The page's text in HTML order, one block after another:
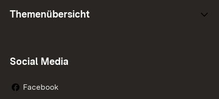
Themenübersicht
Social Media
Facebook